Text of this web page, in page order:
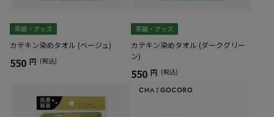
カテキン染めタオル (ベージュ)
550 円 (税込)
カテキン染めタオル (ダークグリー
ン)
550 円 (税込)